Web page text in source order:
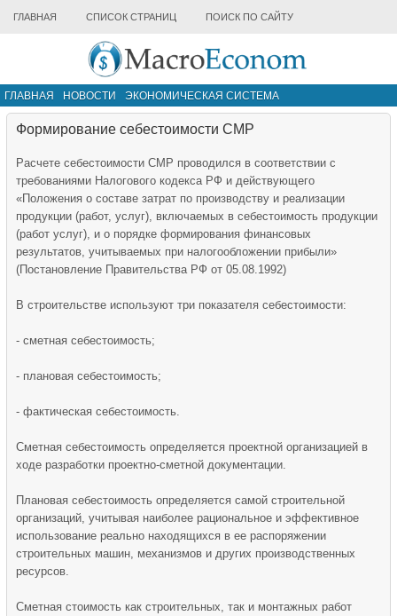
ГЛАВНАЯ СПИСОК СТРАНИЦ ПОИСК ПО САЙТУ
ГЛАВНАЯ НОВОСТИ
ЭКОНОМИЧЕСКАЯ СИСТЕМА
ИНФРАСТРУКТУРА РЫНКА
Формирование себестоимости СМР
Расчете себестоимости СМР проводился в соответствии с
требованиями Налогового кодекса РФ и действующего
«Положения о составе затрат по производству и реализации
продукции (работ, услуг), включаемых в себестоимость продукции
(работ услуг), и о порядке формирования финансовых
результатов, учитываемых при налогообложении прибыли»
(Постановление Правительства РФ от 05.08.1992)
В строительстве используют три показателя себестоимости:
- сметная себестоимость;
- плановая себестоимость;
- фактическая себестоимость.
Сметная себестоимость определяется проектной организацией в
ходе разработки проектно-сметной документации.
Плановая себестоимость определяется самой строительной
организаций, учитывая наиболее рациональное и эффективное
использование реально находящихся в ее распоряжении
строительных машин, механизмов и других производственных
ресурсов.
Сметная стоимость как строительных, так и монтажных работ